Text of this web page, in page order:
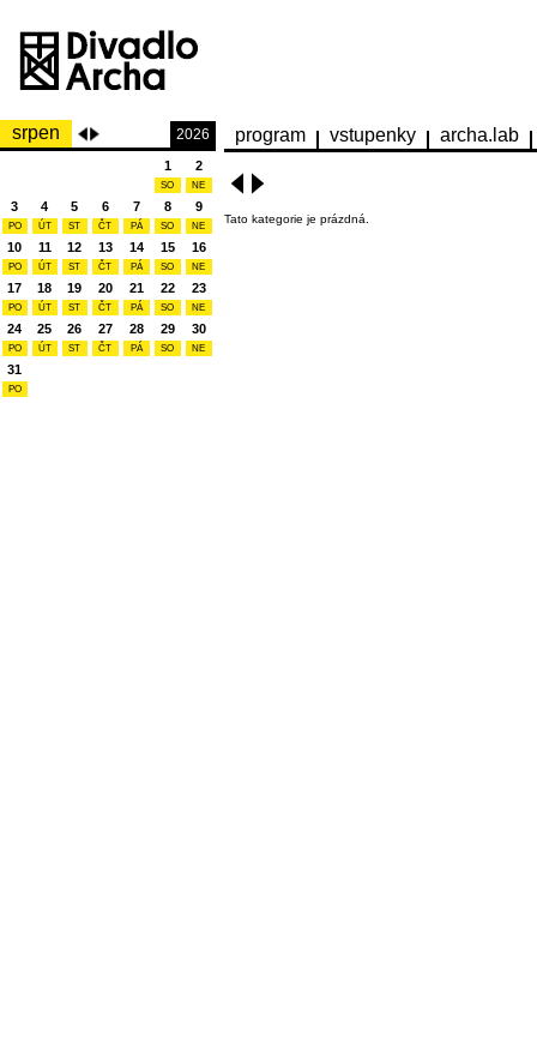
srpen 2026
1
SO
2
NE
3
PO
4
ÚT
5
ST
6
ČT
7
PÁ
8
SO
9
NE
10
PO
11
ÚT
12
ST
13
ČT
14
PÁ
15
SO
16
NE
17
PO
18
ÚT
19
ST
20
ČT
21
PÁ
22
SO
23
NE
24
PO
25
ÚT
26
ST
27
ČT
28
PÁ
29
SO
30
NE
31
PO
program vstupenky archa.lab
Tato kategorie je prázdná.